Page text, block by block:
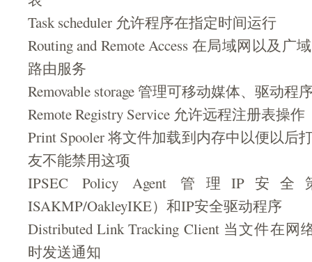
Task scheduler 允许程序在指定时间运行
Routing and Remote Access 在局域网以及
路由服务
Removable storage 管理可移动媒体、驱动程
Remote Registry Service 允许远程注册表操作
Print Spooler 将文件加载到内存中以便以后
友不能禁用这项
IPSEC Policy Agent 管理IP安
ISAKMP/OakleyIKE）和IP安全驱动程序
Distributed Link Tracking Client 当文件在
时发送通知